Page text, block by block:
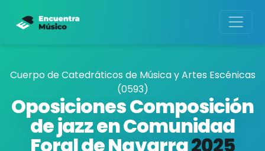
Cuerpo de Catedráticos de Música y Artes Escénicas
(0593)
Oposiciones Composición
de jazz en Comunidad
Foral de Navarra2025